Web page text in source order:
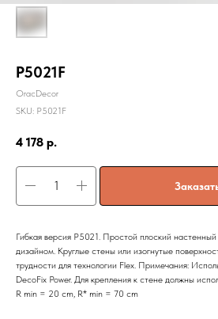
P5021F
OracDecor
SKU: P5021F
4 178 р.
Гибкая версия P5021. Простой плоский
дизайном. Круглые стены или изогнутые
трудности для технологии Flex. Примечания:
DecoFix Power. Для крепления к стене должны
R min = 20 cm, R* min = 70 cm